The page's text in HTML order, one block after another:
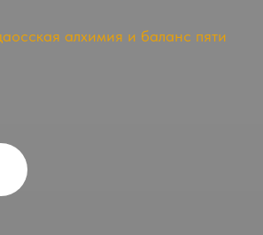
алхимия и баланс пяти